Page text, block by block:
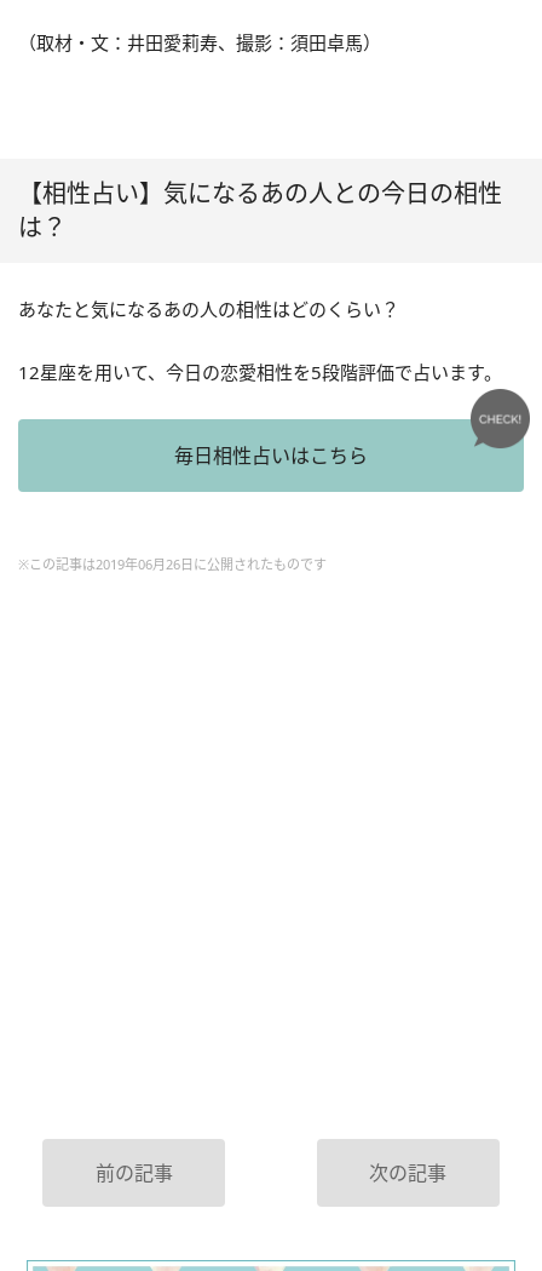
（取材・文：井田愛莉寿、撮影：須田卓馬）
【相性占い】気になるあの人との今日の相性
は？
あなたと気になるあの人の相性はどのくらい？
12星座を用いて、今日の恋愛相性を5段階評価で占います。
毎日相性占いはこちら
※この記事は2019年06月26日に公開されたものです
前の記事 次の記事